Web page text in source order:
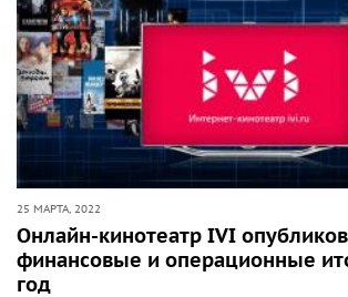
25 МАРТА, 2022
Онлайн-кинотеатр IVI
финансовые и операционные
год